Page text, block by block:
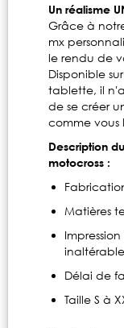
Un réalisme
Grâce à
mx
le rendu de
Disponible
tablette, il
de se créer
comme vous
Description
motocross :
Matières
Délai de
Taille S à